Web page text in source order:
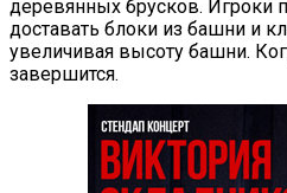
деревянных брусков. Игроки
доставать блоки из башни и
увеличивая высоту башни.
завершится.